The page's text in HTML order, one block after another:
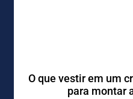
O que vestir em um
para montar